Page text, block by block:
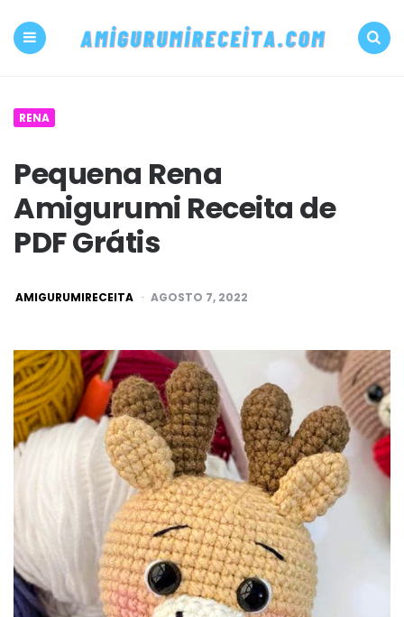
500+
receita
grátis
RENA
Pequena Rena
Amigurumi Receita de
PDF Grátis
POSTED
BY
AMIGURUMIRECEITA AGOSTO 7, 2022